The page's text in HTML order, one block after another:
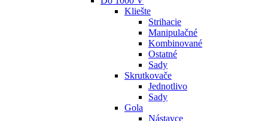
Kliešte
Strihacie
Manipulačné
Kombinované
Ostatné
Sady
Skrutkovače
Jednotlivo
Sady
Gola
Nástavce